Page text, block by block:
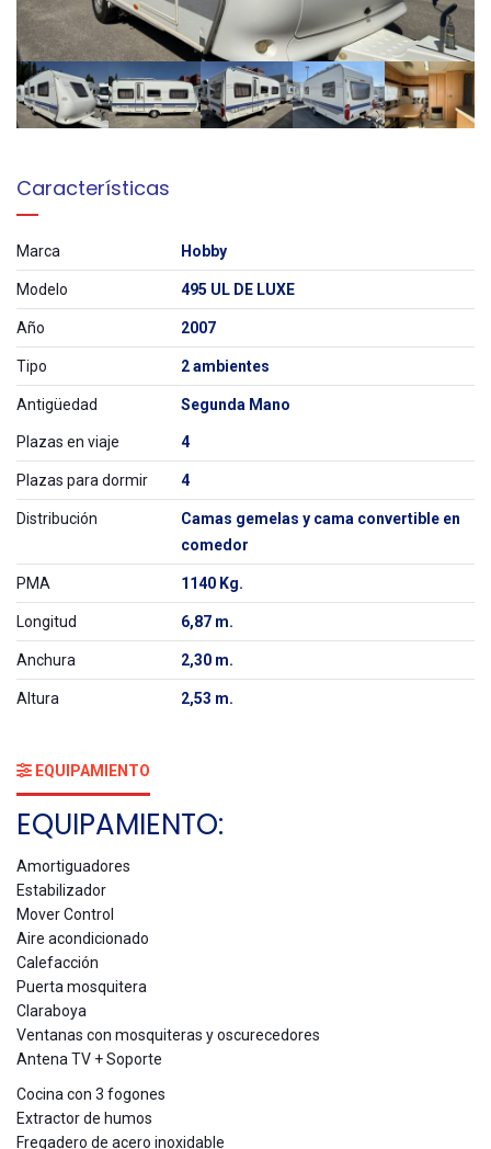
Características
Marca Hobby
Modelo 495 UL DE LUXE
Año 2007
Tipo 2 ambientes
Antigüedad Segunda Mano
Plazas en viaje 4
Plazas para dormir 4
Distribución
Camas gemelas y cama convertible en
comedor
PMA 1140 Kg.
Longitud 6,87 m.
Anchura 2,30 m.
Altura 2,53 m.
EQUIPAMIENTO
EQUIPAMIENTO:
Amortiguadores
Estabilizador
Mover Control
Aire acondicionado
Calefacción
Puerta mosquitera
Claraboya
Ventanas con mosquiteras y oscurecedores
Antena TV + Soporte
Cocina con 3 fogones
Extractor de humos
Fregadero de acero inoxidable